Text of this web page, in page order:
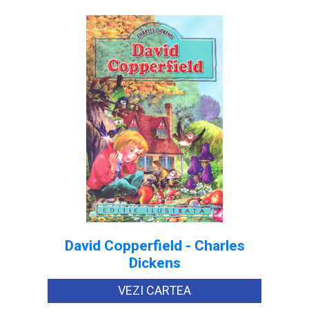
David Copperfield - Charles
Dickens
VEZI CARTEA